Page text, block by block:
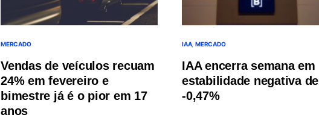
MERCADO
Vendas de veículos recuam
24% em fevereiro e
bimestre já é o pior em 17
anos
IAA MERCADO
IAA encerra semana em
estabilidade negativa de
-0,47%